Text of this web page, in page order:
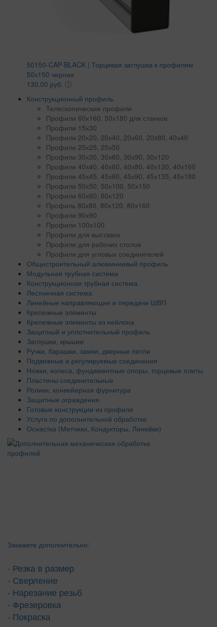
50150-CAP-BLACK | Торцевая заглушка к профилям
50х150 черная
130.00 руб. ⓘ
Конструкционный профиль
Телескопические профили
Профили 60х160, 50х180 для станков
Профили 15х30
Профили 20х20, 20х40, 20х60, 20x80, 40х40
Профили 25х25, 25х50
Профили 30х30, 30х60, 30х90, 30х120
Профили 40х40, 40х60, 40х80, 40х120, 40х160
Профили 45х45, 45х60, 45х90, 45х135, 45х180
Профили 50х50, 50х100, 50х150
Профили 60х60, 60х120
Профиль 80х80, 80х120, 80х160
Профили 90х90
Профили 100х100
Профили для выставок
Профили для рабочих столов
Профили для угловых соединителей
Общестроительный алюминиевый профиль
Модульная трубная система
Конструкционная трубная система
Лестничная система
Линейные направляющие и передачи ШВП
Крепежные элементы
Крепежные элементы из нейлона
Защитный и уплотнительный профиль
Заглушки, крышки
Ручки, барашки, замки, дверные петли
Подвижные и регулируемые соединения
Ножки, колеса, фундаментные опоры, торцевые плиты
Пластины соединительные
Ролики, конвейерная фурнитура
Защитные ограждения
Готовые конструкции из профиля
Услуги по дополнительной обработке
Оснастка (Метчики, Кондукторы, Линейки)
Закажите дополнительно:
- Резка в размер
- Сверление
- Нарезание резьб
- Фрезеровка
- Покраска